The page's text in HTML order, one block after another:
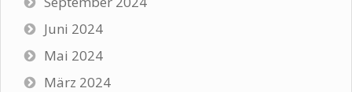
Juni 2024
Mai 2024
März 2024